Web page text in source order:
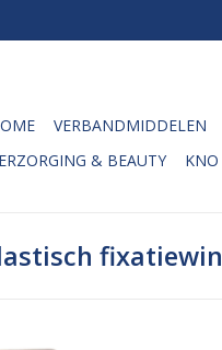
VERBANDMIDDELEN
& BEAUTY
KNO